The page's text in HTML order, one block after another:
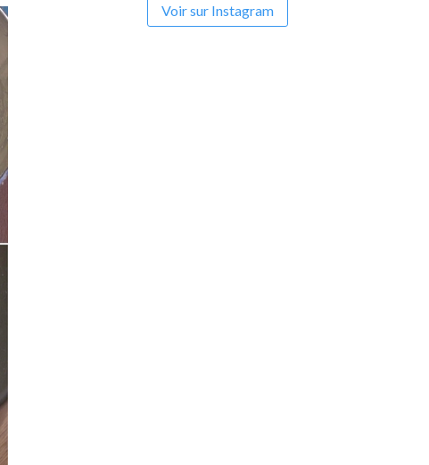
Voir sur Instagram